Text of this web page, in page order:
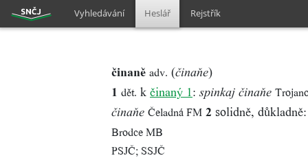
Vyhledávání Heslář Rejstřík
činaně adv. (činaňe)
1 dět. k činaný 1: spinkaj činaňe
činaňe Čeladná FM 2 solidně,
Brodce MB
PSJČ; SSJČ